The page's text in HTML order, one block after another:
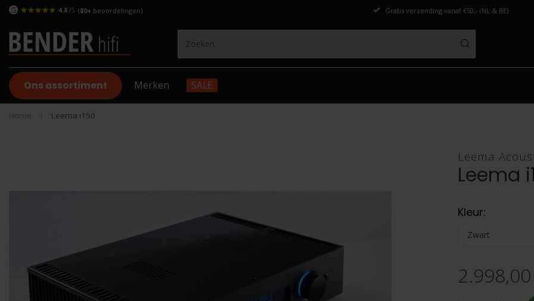
4.8 /5 (80+ beoordelingen) Gratis verzending vanaf €50,- (NL & BE)
Ons assortiment Merken SALE
Home Leema i150
Leema
Leema
Kleur:
2.998,00